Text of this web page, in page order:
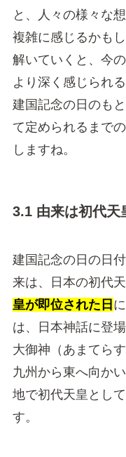
と、人々の様々な
複雑に感じるかも
解いていくと、今
より深く感じられ
建国記念の日のも
て定められるまで
しますね。
3.1 由来は初代天
建国記念の日の日
来は、日本の初代
皇が即位された日
は、日本神話に登
大御神（あまてら
九州から東へ向か
地で初代天皇とし
す。